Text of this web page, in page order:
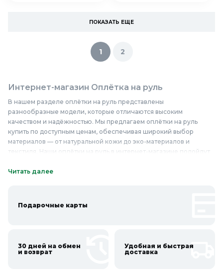
ПОКАЗАТЬ ЕЩЕ
1 2
Интернет-магазин Оплётка на руль
В нашем разделе оплётки на руль представлены
разнообразные модели, которые отличаются высоким
качеством и надёжностью. Мы предлагаем оплётки на руль
купить по доступным ценам, обеспечивая широкий выбор
материалов — от натуральной кожи до эко-материалов и
текстиля. Наши оплётки на руль в интернет-магазине подойдут
автомобили, грузовики и мотоциклы. Качественные и надёжные
Приобретая оплётки на руль недорого, вы получаете не только
безопасность вождения. Приглашаем вас ознакомиться с нашим
Читать далее
Подарочные карты
30 дней на обмен
и возврат
Удобная и быстрая
доставка